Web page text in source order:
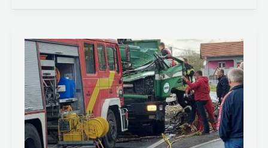
u
Na
radnike
pao
dio
željezne
konstrukcije